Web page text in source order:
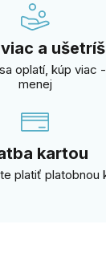
a ušetríš
oplatí, kúp viac
menej
kartou
platiť platobnou